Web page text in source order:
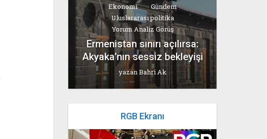
Ekonomi
Gündem
Uluslararası politika
Yorum Analiz Görüş
Ermenistan sınırı açılırsa:
Akyaka’nın sessiz bekleyişi
yazanBahri Ak
RGB Ekranı